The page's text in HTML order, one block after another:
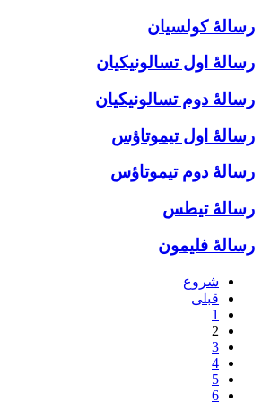
رسالۀ كولسیان
رسالۀ اول تسالونیكیان
رسالۀ دوم تسالونیكیان
رسالۀ اول تیموتاؤس
رسالۀ دوم تیموتاؤس
رسالۀ تیطس
رسالۀ فلیمون
شروع
قبلی
1
2
3
4
5
6